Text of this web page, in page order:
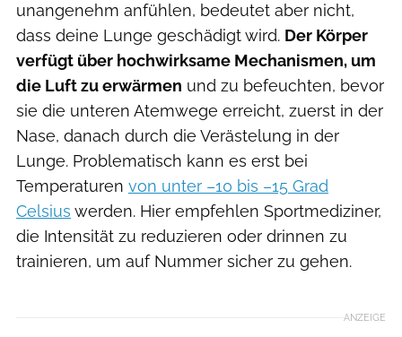
unangenehm anfühlen, bedeutet aber nicht,
dass deine Lunge geschädigt wird. Der Körper
verfügt über hochwirksame Mechanismen, um
die Luft zu erwärmen und zu befeuchten, bevor
sie die unteren Atemwege erreicht, zuerst in der
Nase, danach durch die Verästelung in der
Lunge. Problematisch kann es erst bei
Temperaturen von unter –10 bis –15 Grad
Celsius werden. Hier empfehlen Sportmediziner,
die Intensität zu reduzieren oder drinnen zu
trainieren, um auf Nummer sicher zu gehen.
ANZEIGE